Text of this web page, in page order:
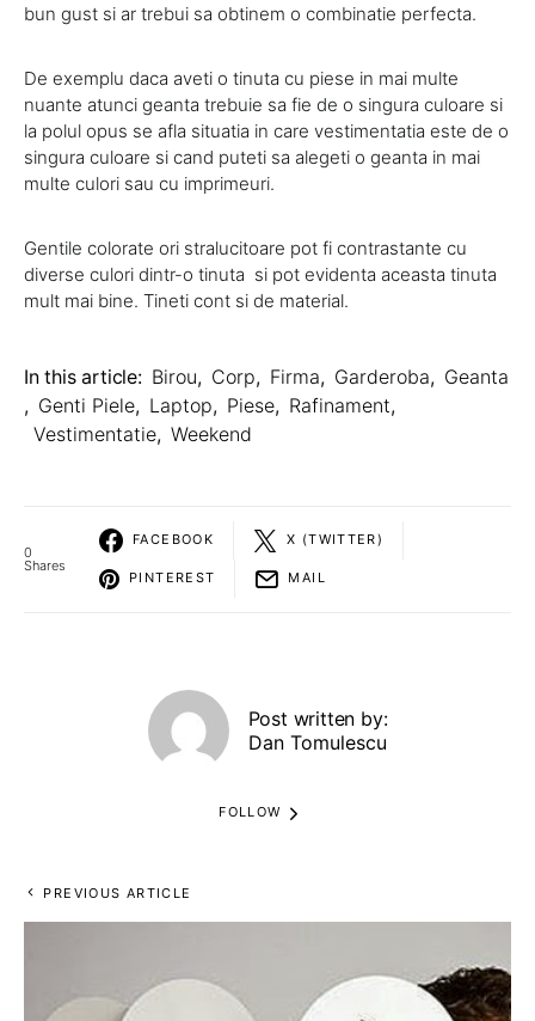
bun gust si ar trebui sa obtinem o combinatie perfecta.
De exemplu daca aveti o tinuta cu piese in mai multe
nuante atunci geanta trebuie sa fie de o singura culoare si
la polul opus se afla situatia in care vestimentatia este de o
singura culoare si cand puteti sa alegeti o geanta in mai
multe culori sau cu imprimeuri.
Gentile colorate ori stralucitoare pot fi contrastante cu
diverse culori dintr-o tinuta si pot evidenta aceasta tinuta
mult mai bine. Tineti cont si de material.
In this article: Birou, Corp, Firma, Garderoba, Geanta
, Genti Piele, Laptop, Piese, Rafinament,
Vestimentatie, Weekend
0
Shares
FACEBOOK X (TWITTER)
PINTEREST MAIL
Post written by:
Dan Tomulescu
FOLLOW
PREVIOUS ARTICLE